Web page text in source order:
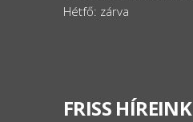
Hétfő: zárva
FRISS HÍREINK